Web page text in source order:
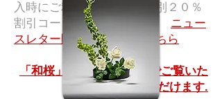
入時にご利用いただける特別２０％
割引コードを差し上げます。 ニュー
スレター購読のご登録はこちら
「和桜」の商品はこちらでご覧いた
だけます.